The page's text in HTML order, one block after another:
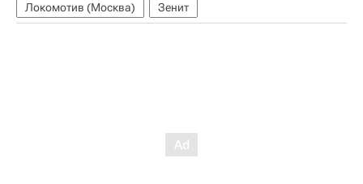
Локомотив (Москва)
Зенит